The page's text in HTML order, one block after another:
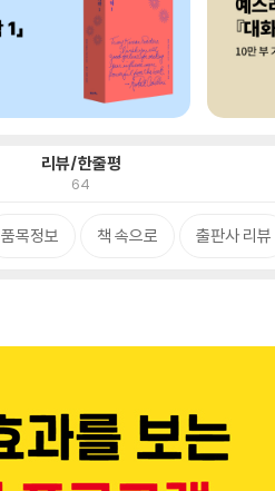
리뷰/한줄평
64
품목정보 책 속으로 출판사 리뷰